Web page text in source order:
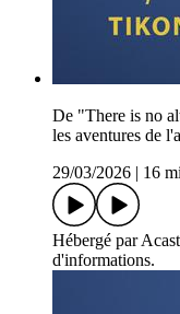
De "There is no
les aventures de
29/03/2026
16
Hébergé par
d'informations.